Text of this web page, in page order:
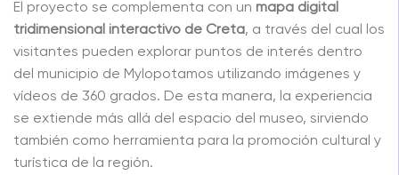
El proyecto se complementa con un mapa digital
tridimensional interactivo de Creta, a través del cual los
visitantes pueden explorar puntos de interés dentro
del municipio de Mylopotamos utilizando imágenes y
vídeos de 360 grados. De esta manera, la experiencia
se extiende más allá del espacio del museo, sirviendo
también como herramienta para la promoción cultural y
turística de la región.